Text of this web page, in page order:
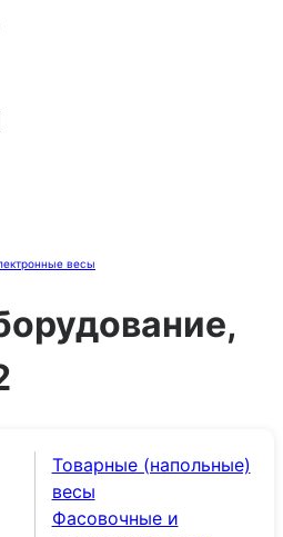
весы
Товарные (напольные)
весы
Фасовочные и